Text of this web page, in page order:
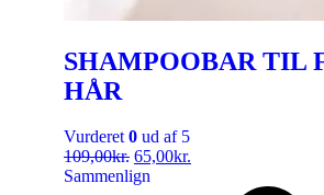
SHAMPOOBAR TIL
HÅR
Vurderet0 ud af 5
109,00kr. 65,00kr.
Sammenlign